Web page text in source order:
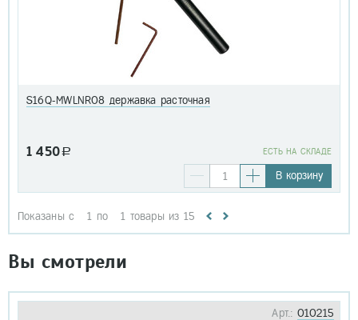
S16Q-MWLNR08 державка расточная
1 450a EСТЬ НА СКЛАДЕ
В корзину
Показаны с 1 по 1 товары из 15
Вы смотрели
Арт.: 010215